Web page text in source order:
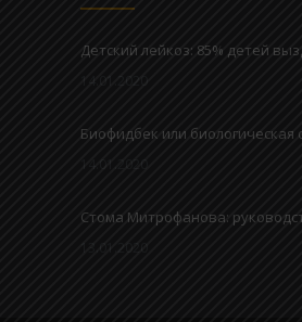
Детский лейкоз: 85% детей
14.01.2020
14.01.2020
13.01.2020